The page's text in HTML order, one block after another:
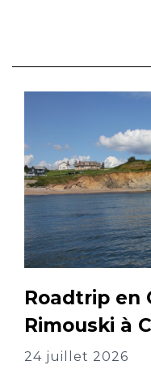
Roadtrip en
Rimouski à
24 juillet 2026